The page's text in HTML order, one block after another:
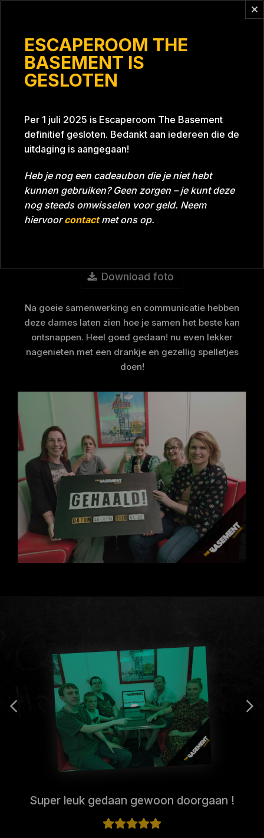
ESCAPEROOM THE
BASEMENT IS
GESLOTEN
Per 1 juli 2025 is Escaperoom The Basement
definitief gesloten. Bedankt aan iedereen die de
uitdaging is aangegaan!
Heb je nog een cadeaubon die je niet hebt
kunnen gebruiken? Geen zorgen – je kunt deze
nog steeds omwisselen voor geld. Neem
hiervoorcontactmet ons op.
Tijd 51:28 Datum 28-11-2024
Room Grill With A Thrill
Download foto
Na goeie samenwerking en communicatie hebben
deze dames laten zien hoe je samen het beste kan
ontsnappen. Heel goed gedaan! nu even lekker
nagenieten met een drankje en gezellig spelletjes
doen!
Super leuk gedaan gewoon doorgaan !